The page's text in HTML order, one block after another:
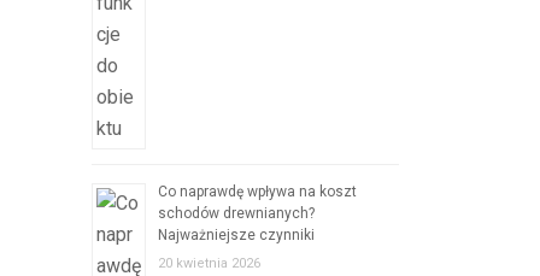
Co naprawdę wpływa na koszt
schodów drewnianych?
Najważniejsze czynniki
20 kwietnia 2026